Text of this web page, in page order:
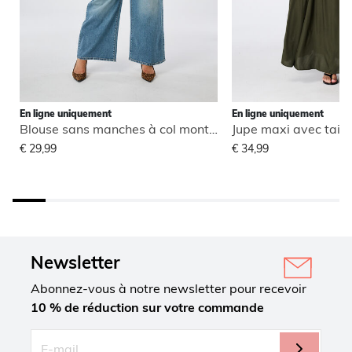
En ligne uniquement
Blouse sans manches à col montant
€ 29,99
En ligne uniquement
Jupe maxi avec
€ 34,99
Newsletter
Abonnez-vous à notre newsletter pour recevoir
10 % de réduction sur votre commande